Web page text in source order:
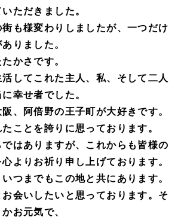
ただきました。
も様変わりしましたが、一つだけ
りました。
かさです。
してこれた主人、私、そして二人
幸せ者でした。
、阿倍野の王子町が大好きです。
ことを誇りに思っております。
はありますが、これからも皆様の
よりお祈り申し上げております。
つまでもこの地と共にあります。
会いしたいと思っております。そ
お元気で、